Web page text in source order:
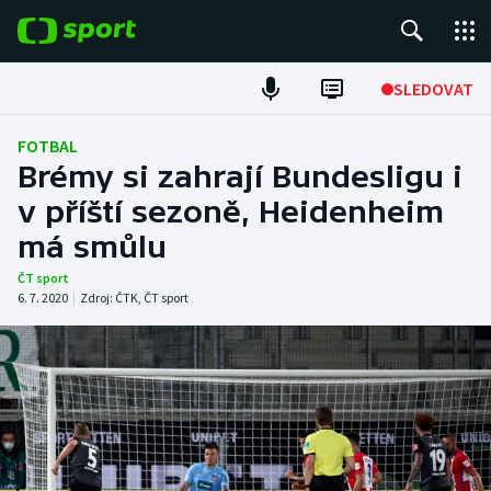
SLEDOVAT
Fotbal
Hokej
Tenis
Atletika
Cyklistika
DALŠÍ SPORTY
Americký fotbal
NEPŘEHLÉDNĚTE
FOTBAL
Brémy si zahrají Bundesligu i
v příští sezoně, Heidenheim
má smůlu
ČT sport
6. 7. 2020 | Zdroj: ČTK, ČT sport